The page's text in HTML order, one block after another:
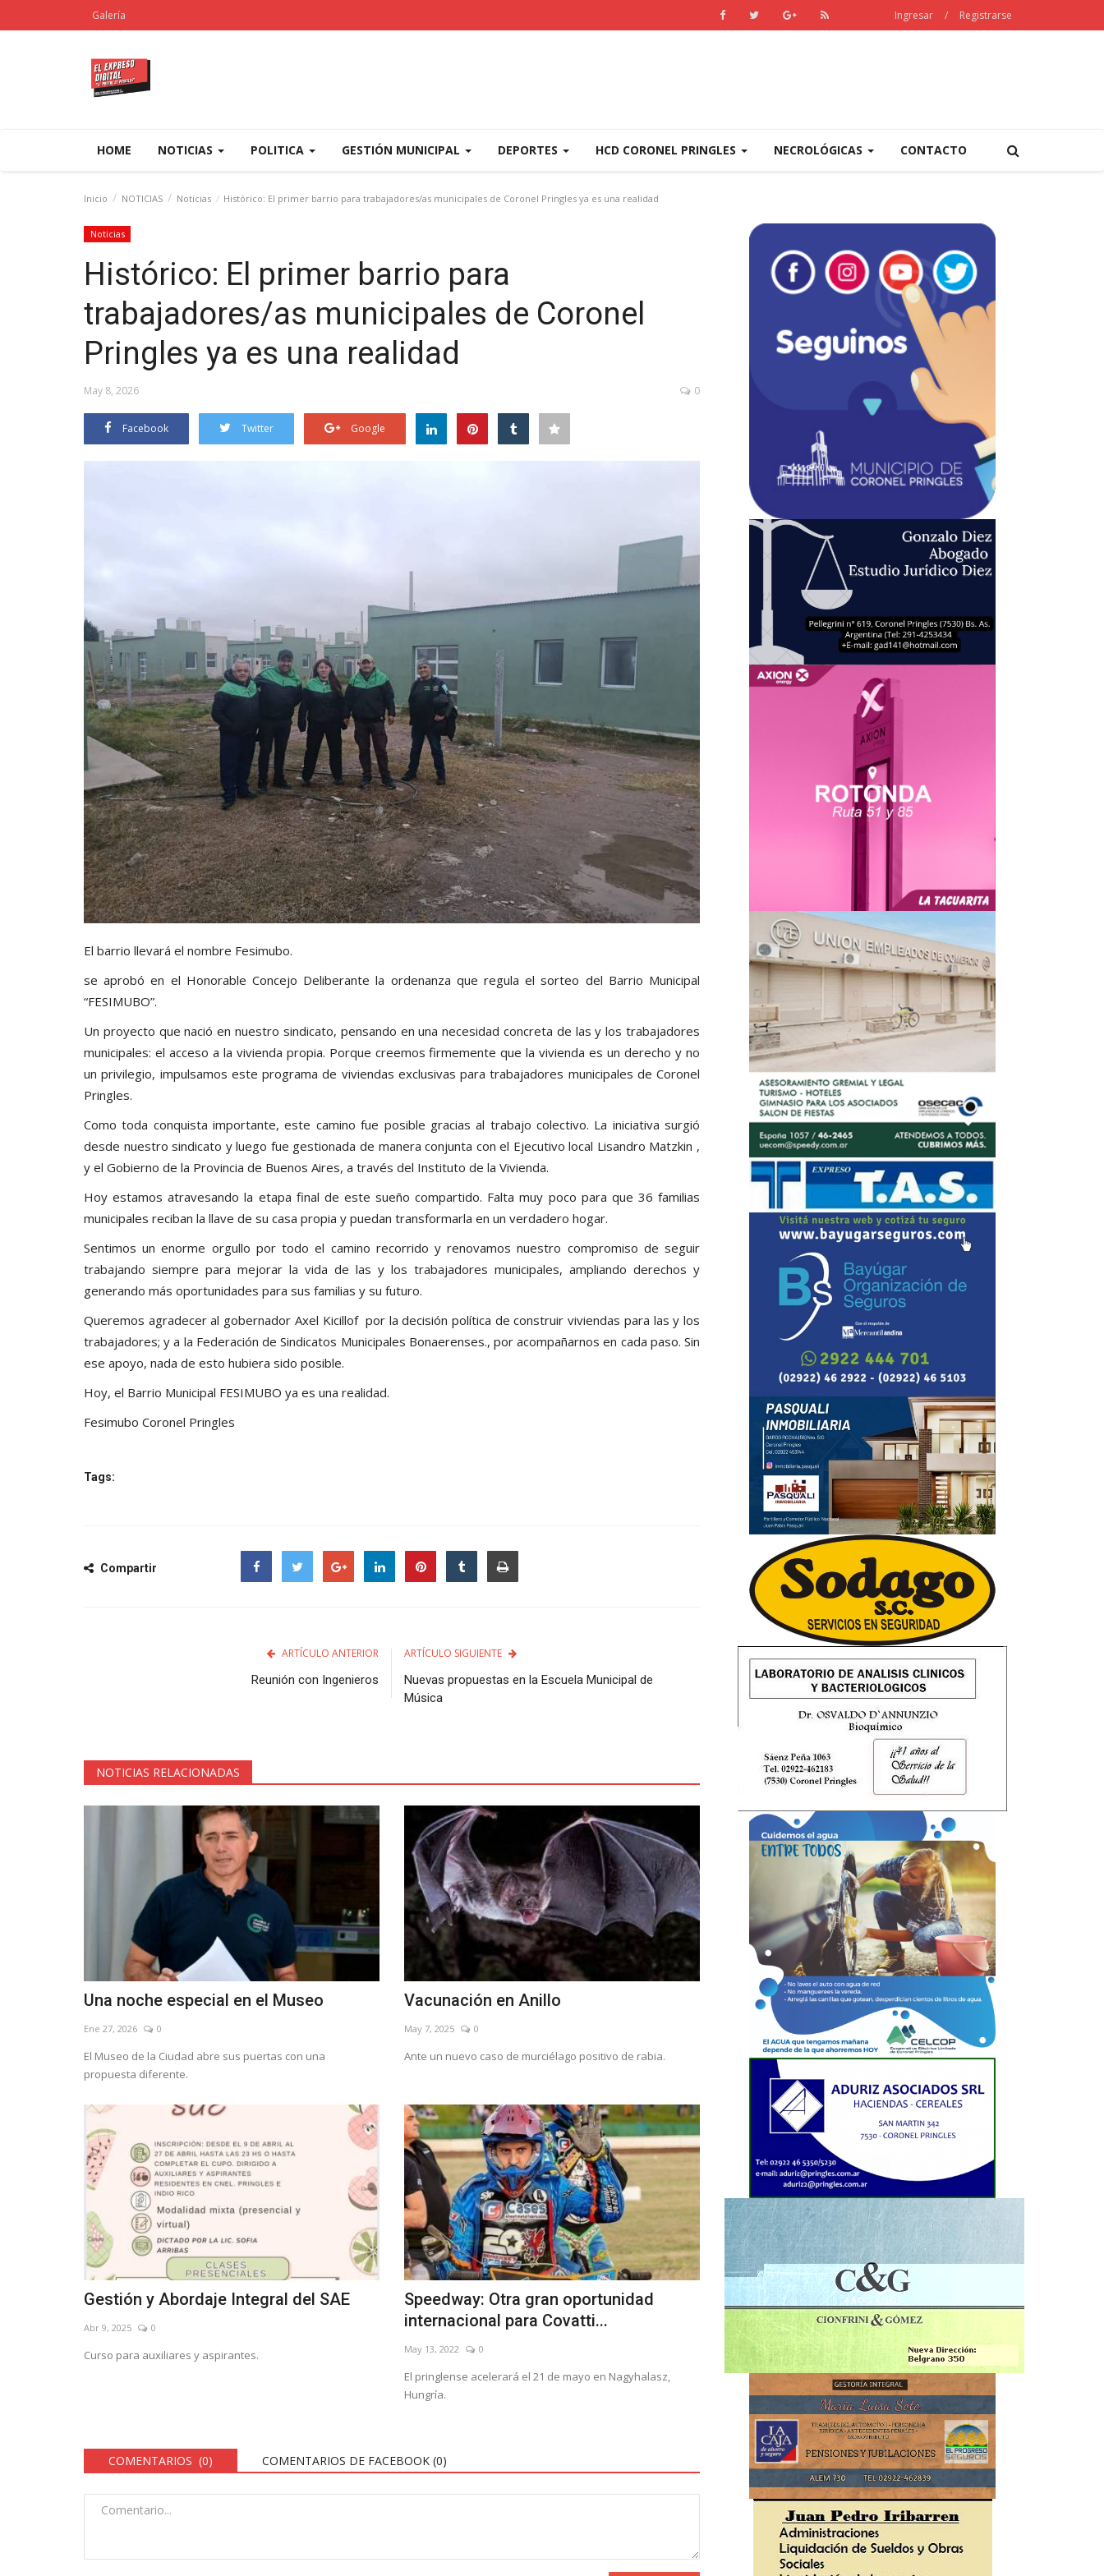
Galería Ingresar / Registrarse
HOME NOTICIAS POLITICA GESTIÓN MUNICIPAL DEPORTES HCD CORONEL PRINGLES NECROLÓGICAS CONTACTO
Inicio NOTICIAS Noticias Histórico: El primer barrio para trabajadores/as municipales de Coronel Pringles ya es una realidad
Noticias
Histórico: El primer barrio para
trabajadores/as municipales de Coronel
Pringles ya es una realidad
May 8, 2026 0
Facebook Twitter Google
El barrio llevará el nombre Fesimubo.
se aprobó en el Honorable Concejo Deliberante la ordenanza que regula el sorteo del Barrio Municipal
“FESIMUBO”.
Un proyecto que nació en nuestro sindicato, pensando en una necesidad concreta de las y los trabajadores
municipales: el acceso a la vivienda propia. Porque creemos firmemente que la vivienda es un derecho y no
un privilegio, impulsamos este programa de viviendas exclusivas para trabajadores municipales de Coronel
Pringles.
Como toda conquista importante, este camino fue posible gracias al trabajo colectivo. La iniciativa surgió
desde nuestro sindicato y luego fue gestionada de manera conjunta con el Ejecutivo local Lisandro Matzkin ,
y el Gobierno de la Provincia de Buenos Aires, a través del Instituto de la Vivienda.
Hoy estamos atravesando la etapa final de este sueño compartido. Falta muy poco para que 36 familias
municipales reciban la llave de su casa propia y puedan transformarla en un verdadero hogar.
Sentimos un enorme orgullo por todo el camino recorrido y renovamos nuestro compromiso de seguir
trabajando siempre para mejorar la vida de las y los trabajadores municipales, ampliando derechos y
generando más oportunidades para sus familias y su futuro.
Queremos agradecer al gobernador Axel Kicillof por la decisión política de construir viviendas para las y los
trabajadores; y a la Federación de Sindicatos Municipales Bonaerenses., por acompañarnos en cada paso. Sin
ese apoyo, nada de esto hubiera sido posible.
Hoy, el Barrio Municipal FESIMUBO ya es una realidad.
Fesimubo Coronel Pringles
Tags:
Compartir
ARTÍCULO ANTERIOR
Reunión con Ingenieros
ARTÍCULO SIGUIENTE
Nuevas propuestas en la Escuela Municipal de
Música
NOTICIAS RELACIONADAS
Una noche especial en el Museo
Ene 27, 2026 0
El Museo de la Ciudad abre sus puertas con una
propuesta diferente.
Vacunación en Anillo
May 7, 2025 0
Ante un nuevo caso de murciélago positivo de rabia.
Gestión y Abordaje Integral del SAE
Abr 9, 2025 0
Curso para auxiliares y aspirantes.
Speedway: Otra gran oportunidad
internacional para Covatti...
May 13, 2022 0
El pringlense acelerará el 21 de mayo en Nagyhalasz,
Hungría.
COMENTARIOS (0) COMENTARIOS DE FACEBOOK (0)